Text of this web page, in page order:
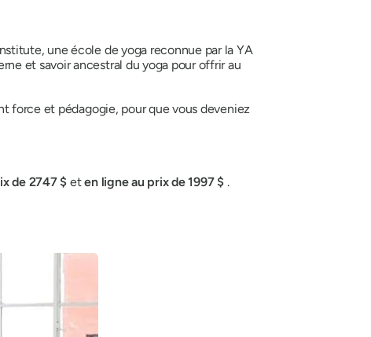
une école de yoga reconnue par la YA
et savoir ancestral du yoga pour offrir au
force et pédagogie, pour que vous deveniez
de 2747 $ eten ligne au prix de 1997 $ .